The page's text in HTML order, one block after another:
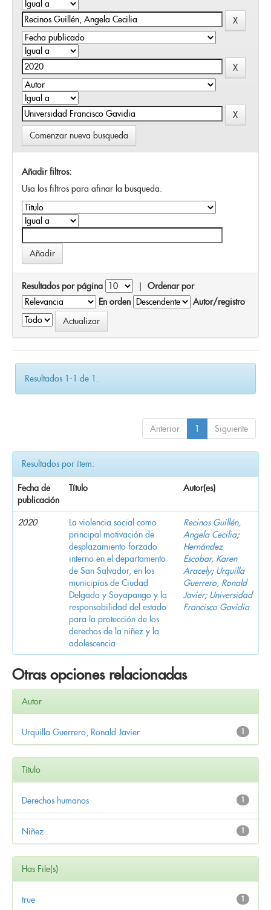
Comenzar nueva busqueda
Añadir filtros:
Usa los filtros para afinar la busqueda.
Resultados por página | Ordenar por
En orden
Autor/registro
Resultados 1-1 de 1.
Anterior 1 Siguiente
Resultados por ítem:
Fecha de
publicación
Título Autor(es)
2020
La violencia social como
principal motivación de
desplazamiento forzado
interno en el departamento
de San Salvador, en los
municipios de Ciudad
Delgado y Soyapango y la
responsabilidad del estado
para la protección de los
derechos de la niñez y la
adolescencia
Recinos Guillén,
Angela Cecilia;
Hernández
Escobar, Karen
Aracely; Urquilla
Guerrero, Ronald
Javier; Universidad
Francisco Gavidia
Otras opciones relacionadas
Autor
1
Urquilla Guerrero, Ronald Javier
Título
1
Derechos humanos
1
Niñez
Has File(s)
1
true